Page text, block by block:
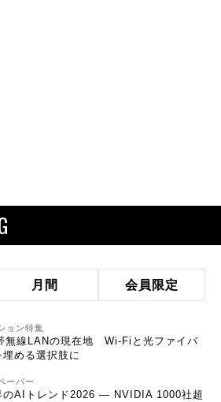
月間 会員限定
ョン特集
無線LANの現在地 Wi-Fiと光ファイバ
埋める選択肢に
ーパー
のAIトレンド2026 ― NVIDIA 1000社超